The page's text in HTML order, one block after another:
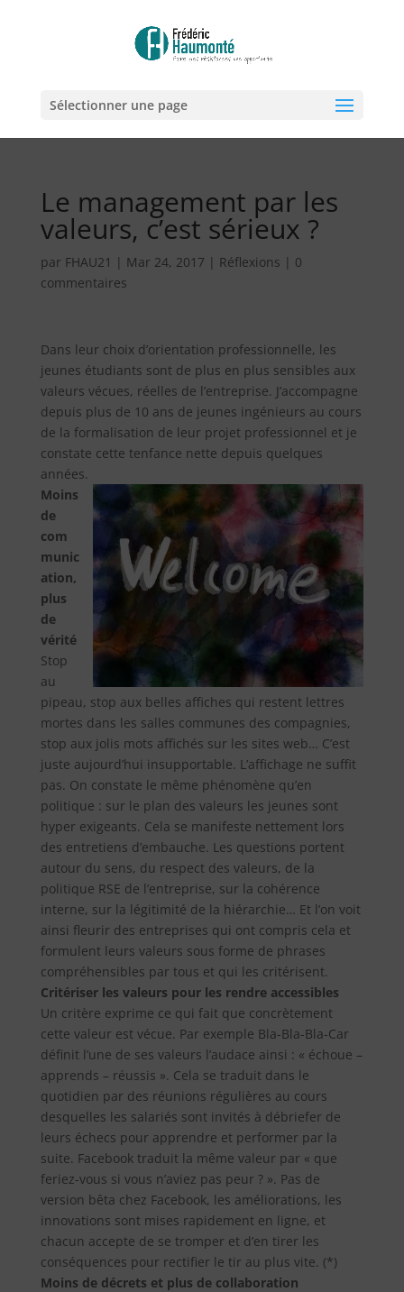
Sélectionner une page
Le management par les
valeurs, c’est sérieux ?
par FHAU21 | Mar 24, 2017 | Réflexions | 0
commentaires
Dans leur choix d’orientation professionnelle, les
jeunes étudiants sont de plus en plus sensibles aux
valeurs vécues, réelles de l’entreprise. J’accompagne
depuis plus de 10 ans de jeunes ingénieurs au cours
de la formalisation de leur projet professionnel et je
constate cette tenfance nette depuis quelques
années.
Moins
de
com
munic
ation,
plus
de
vérité
Stop
au
pipeau, stop aux belles affiches qui restent lettres
mortes dans les salles communes des compagnies,
stop aux jolis mots affichés sur les sites web… C’est
juste aujourd’hui insupportable. L’affichage ne suffit
pas. On constate le même phénomène qu’en
politique : sur le plan des valeurs les jeunes sont
hyper exigeants. Cela se manifeste nettement lors
des entretiens d’embauche. Les questions portent
autour du sens, du respect des valeurs, de la
politique RSE de l’entreprise, sur la cohérence
interne, sur la légitimité de la hiérarchie… Et l’on voit
ainsi fleurir des entreprises qui ont compris cela et
formulent leurs valeurs sous forme de phrases
compréhensibles par tous et qui les critérisent.
Critériser les valeurs pour les rendre accessibles
Un critère exprime ce qui fait que concrètement
cette valeur est vécue. Par exemple Bla-Bla-Bla-Car
définit l’une de ses valeurs l’audace ainsi : « échoue –
apprends – réussis ». Cela se traduit dans le
quotidien par des réunions régulières au cours
desquelles les salariés sont invités à débriefer de
leurs échecs pour apprendre et performer par la
suite. Facebook traduit la même valeur par « que
feriez-vous si vous n’aviez pas peur ? ». Pas de
version bêta chez Facebook, les améliorations, les
innovations sont mises rapidement en ligne, et
chacun accepte de se tromper et d’en tirer les
conséquences pour rectifier le tir au plus vite. (*)
Moins de décrets et plus de collaboration